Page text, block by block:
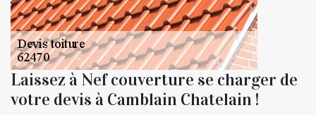
Laissez à Nef couverture se charger de
votre devis à Camblain Chatelain !